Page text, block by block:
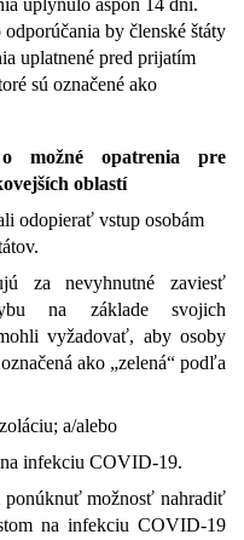
uplynulo aspoň 14 dní.
by členské štáty
uplatnené pred prijatím
sú označené ako
možné opatrenia pre
oblastí
odopierať vstup osobám
za nevyhnutné zaviesť
na základe svojich
vyžadovať, aby osoby
ako „zelená“ podľa
a/alebo
infekciu COVID-19.
ponúknuť možnosť nahradiť
na infekciu COVID-19